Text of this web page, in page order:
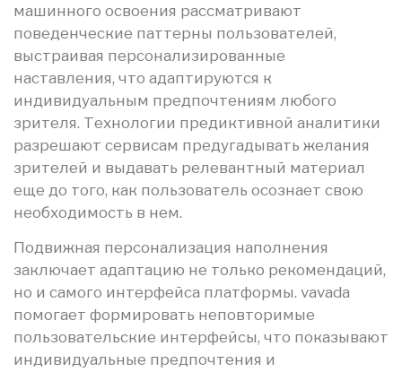
машинного освоения рассматривают
поведенческие паттерны пользователей,
выстраивая персонализированные
наставления, что адаптируются к
индивидуальным предпочтениям любого
зрителя. Технологии предиктивной аналитики
разрешают сервисам предугадывать желания
зрителей и выдавать релевантный материал
еще до того, как пользователь осознает свою
необходимость в нем.
Подвижная персонализация наполнения
заключает адаптацию не только рекомендаций,
но и самого интерфейса платформы. vavada
помогает формировать неповторимые
пользовательские интерфейсы, что показывают
индивидуальные предпочтения и